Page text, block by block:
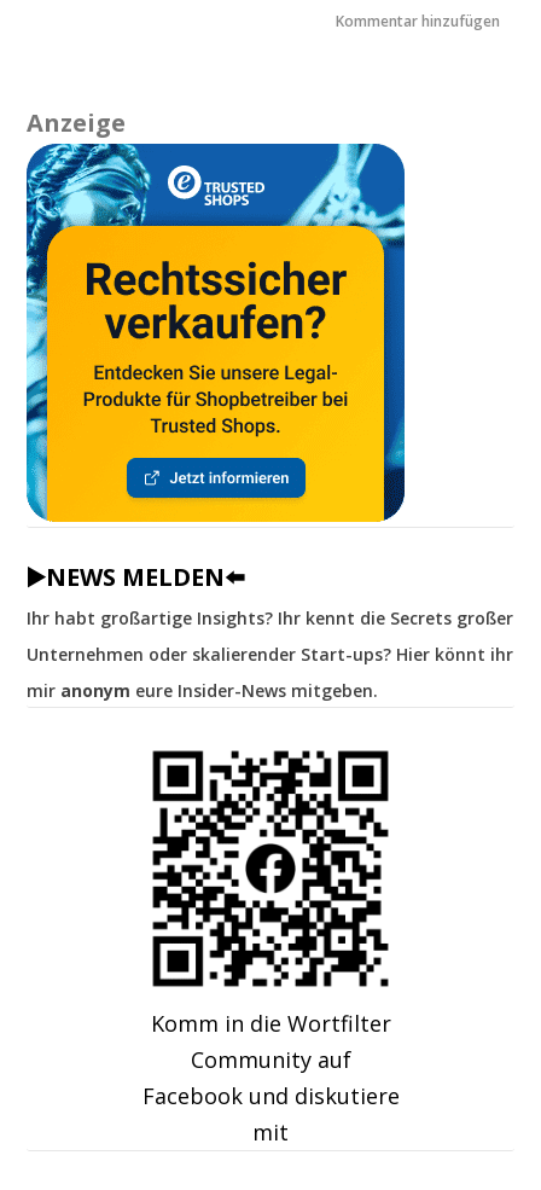
Anzeige
▶️NEWS MELDEN⬅️
Ihr habt großartige Insights? Ihr kennt die Secrets großer
Unternehmen oder skalierender Start-ups? Hier könnt ihr
mir anonym eure Insider-News mitgeben.
Komm in die Wortfilter
Community auf
Facebook und diskutiere
mit